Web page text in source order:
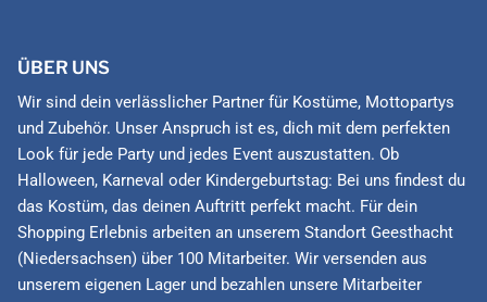
ÜBER UNS
Wir sind dein verlässlicher Partner für Kostüme, Mottopartys
und Zubehör. Unser Anspruch ist es, dich mit dem perfekten
Look für jede Party und jedes Event auszustatten. Ob
Halloween, Karneval oder Kindergeburtstag: Bei uns findest du
das Kostüm, das deinen Auftritt perfekt macht. Für dein
Shopping Erlebnis arbeiten an unserem Standort Geesthacht
(Niedersachsen) über 100 Mitarbeiter. Wir versenden aus
unserem eigenen Lager und bezahlen unsere Mitarbeiter